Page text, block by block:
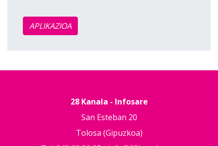
APLIKAZIOA
28 Kanala - Infosare
San Esteban 20
Tolosa (Gipuzkoa)